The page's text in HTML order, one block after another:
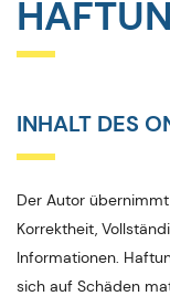
INHALT DES
Der Autor
Korrektheit,
Informationen.
sich auf Schäden